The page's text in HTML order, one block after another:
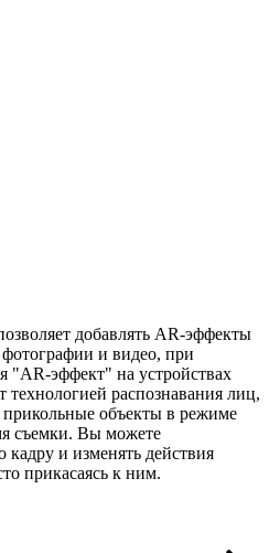
добавлять AR-эффекты
и видео, при
"AR-эффект" на устройствах
технологией распознавания лиц,
прикольные объекты в режиме
съемки. Вы можете
кадру и изменять действия
прикасаясь к ним.